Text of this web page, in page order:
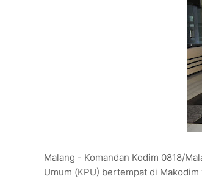
Malang - Komandan Kodim 0818/
Umum (KPU) bertempat di